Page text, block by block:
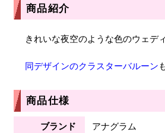
商品紹介
きれいな夜空のような色のウェデ
同デザインのクラスターバルーン
商品仕様
ブランド
アナグラム